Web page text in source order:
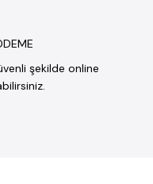
şekilde online